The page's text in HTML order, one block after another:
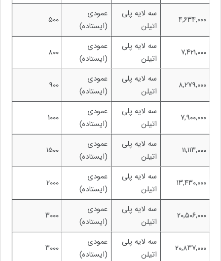
۴,۶۳۴,۰۰۰
سه لایه پلی
اتیلن
عمودی
(ایستاده)
۵۰۰
۷,۴۲۱,۰۰۰
سه لایه پلی
اتیلن
عمودی
(ایستاده)
۸۰۰
۸,۲۷۹,۰۰۰
سه لایه پلی
اتیلن
عمودی
(ایستاده)
۹۰۰
۷,۹۰۰,۰۰۰
سه لایه پلی
اتیلن
عمودی
(ایستاده)
۱۰۰۰
۱۱,۱۱۳,۰۰۰
سه لایه پلی
اتیلن
عمودی
(ایستاده)
۱۵۰۰
۱۳,۴۳۰,۰۰۰
سه لایه پلی
اتیلن
عمودی
(ایستاده)
۲۰۰۰
۲۰,۵۰۶,۰۰۰
سه لایه پلی
اتیلن
عمودی
(ایستاده)
۳۰۰۰
۲۰,۸۳۷,۰۰۰
سه لایه پلی
اتیلن
عمودی
(ایستاده)
۳۰۰۰